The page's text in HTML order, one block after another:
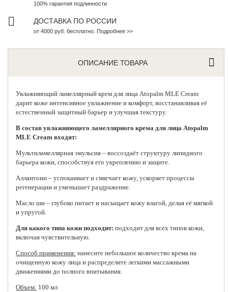
100% гарантия подлинности
ДОСТАВКА ПО РОССИИ
от 4000 руб. бесплатно. Подробнее >>
ОПИСАНИЕ ТОВАРА
Увлажняющий ламеллярный крем для лицаAtopalm MLE Cream
дарит коже интенсивное увлажнение и комфорт, восстанавливая её
естественный защитный барьер и улучшая текстуру.
В состав увлажняющего ламеллярного крема для лица Atopalm
MLE Cream входят:
Мультиламеллярная эмульсия – воссоздаёт структуру липидного
барьера кожи, способствуя его укреплению и защите.
Аллантоин – успокаивает и смягчает кожу, ускоряет процессы
регенерации и уменьшает раздражение.
Масло ши – глубоко питает и насыщает кожу влагой, делая её мягкой
и упругой.
Для какого типа кожи подходит: подходит для всех типов кожи,
включая чувствительную.
Способ применения: нанесите небольшое количество крема на
очищенную кожу лица и распределите легкими массажными
движениями до полного впитывания.
Объем: 100 мл